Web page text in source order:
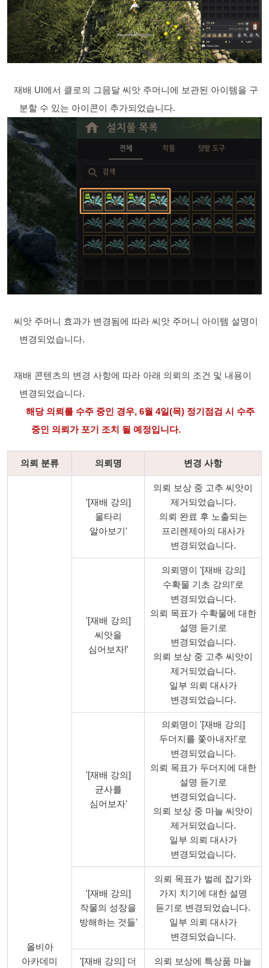
재배 UI에서 클로의 그믐달 씨앗 주머니에 보관된 아이템을 구
분할 수 있는 아이콘이 추가되었습니다.
씨앗 주머니 효과가 변경됨에 따라 씨앗 주머니 아이템 설명이
변경되었습니다.
재배 콘텐츠의 변경 사항에 따라 아래 의뢰의 조건 및 내용이
변경되었습니다.
해당 의뢰를 수주 중인 경우, 6월 4일(목) 정기점검 시 수주
중인 의뢰가 포기 조치 될 예정입니다.
의뢰 분류 의뢰명 변경 사항
올비아
아카데미
'[재배 강의]
울타리
알아보기'
의뢰 보상 중 고추 씨앗이
제거되었습니다.
의뢰 완료 후 노출되는
프리렌제아의 대사가
변경되었습니다.
'[재배 강의]
씨앗을
심어보자!'
의뢰명이 '[재배 강의]
수확물 기초 강의!'로
변경되었습니다.
의뢰 목표가 수확물에 대한
설명 듣기로
변경되었습니다.
의뢰 보상 중 고추 씨앗이
제거되었습니다.
일부 의뢰 대사가
변경되었습니다.
'[재배 강의]
균사를
심어보자'
의뢰명이 '[재배 강의]
두더지를 쫓아내자!'로
변경되었습니다.
의뢰 목표가 두더지에 대한
설명 듣기로
변경되었습니다.
의뢰 보상 중 마늘 씨앗이
제거되었습니다.
일부 의뢰 대사가
변경되었습니다.
'[재배 강의]
작물의 성장을
방해하는 것들'
의뢰 목표가 벌레 잡기와
가지 치기에 대한 설명
듣기로 변경되었습니다.
일부 의뢰 대사가
변경되었습니다.
'[재배 강의] 더
의뢰 보상에 특상품 마늘